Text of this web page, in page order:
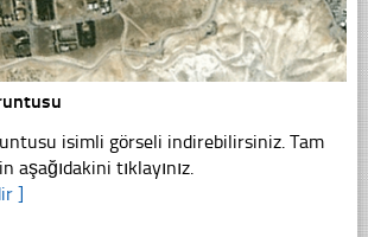
isimli görseli indirebilirsiniz. Tam
aşağıdakini tıklayınız.
]